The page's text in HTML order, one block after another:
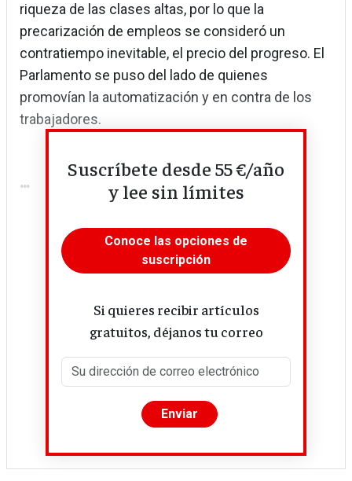
riqueza de las clases altas, por lo que la
precarización de empleos se consideró un
contratiempo inevitable, el precio del progreso. El
Parlamento se puso del lado de quienes
promovían la automatización y en contra de los
trabajadores.
...
Suscríbete desde 55 €/año
y lee sin límites
Conoce las opciones de
suscripción
Si quieres recibir artículos
gratuitos, déjanos tu correo